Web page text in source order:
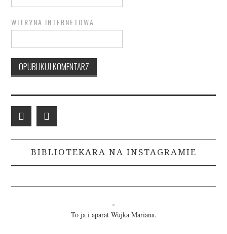
WITRYNA INTERNETOWA
BIBLIOTEKARA NA INSTAGRAMIE
To ja i aparat Wujka Mariana.